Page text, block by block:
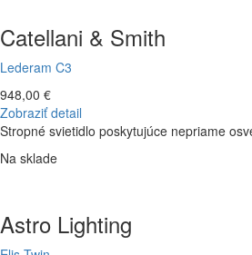
Catellani & Smith
Lederam C3
948,00 €
Zobraziť detail
Stropné svietidlo poskytujúce nepriame
Na sklade
Astro Lighting